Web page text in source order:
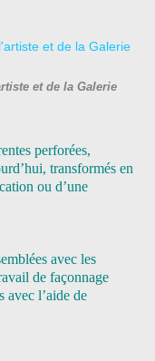
et de la Galerie
perforées,
transformés en
ou d’une
avec les
de façonnage
avec l’aide de